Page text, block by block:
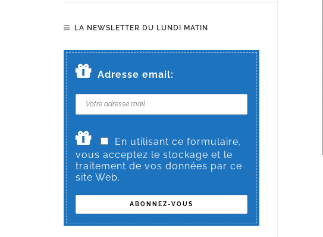
LA NEWSLETTER DU LUNDI MATIN
Adresse email:
En utilisant ce formulaire,
vous acceptez le stockage et le
traitement de vos données par ce
site Web.